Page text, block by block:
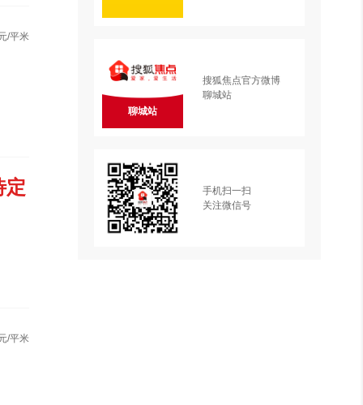
/平米
定
/平米
聊城站
搜狐焦点官方微博
聊城站
手机扫一扫
关注微信号